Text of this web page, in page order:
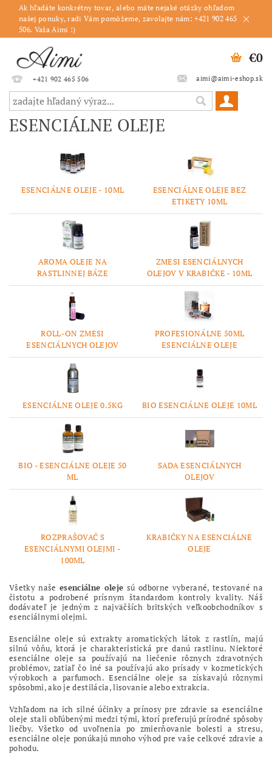
Ak hľadáte konkrétny tovar, alebo máte nejaké otázky ohľadom
našej ponuky, radi Vám pomôžeme, zavolajte nám: +421 902 465
506. Vaša Aimi :)
+421 902 465 506 aimi@aimi-eshop.sk
€0
ESENCIÁLNE OLEJE
ESENCIÁLNE OLEJE - 10ML
ESENCIÁLNE OLEJE BEZ
ETIKETY 10ML
AROMA OLEJE NA
RASTLINNEJ BÁZE
ZMESI ESENCIÁLNYCH
OLEJOV V KRABIČKE - 10ML
ROLL-ON ZMESI
ESENCIÁLNYCH OLEJOV
PROFESIONÁLNE 50ML
ESENCIÁLNE OLEJE
ESENCIÁLNE OLEJE 0.5KG BIO ESENCIÁLNE OLEJE 10ML
BIO - ESENCIÁLNE OLEJE 50
ML
SADA ESENCIÁLNYCH
OLEJOV
ROZPRAŠOVAČ S
ESENCIÁLNYMI OLEJMI -
100ML
KRABIČKY NA ESENCIÁLNE
OLEJE
Všetky naše esenciálne oleje sú odborne vyberané, testované na
čistotu a podrobené prísnym štandardom kontroly kvality. Náš
dodávateľ je jedným z najväčších britských veľkoobchodníkov s
esenciálnymi olejmi.
Esenciálne oleje sú extrakty aromatických látok z rastlín, majú
silnú vôňu, ktorá je charakteristická pre danú rastlinu. Niektoré
esenciálne oleje sa používajú na liečenie rôznych zdravotných
problémov, zatiaľ čo iné sa používajú ako prísady v kozmetických
výrobkoch a parfumoch. Esenciálne oleje sa získavajú rôznymi
spôsobmi, ako je destilácia, lisovanie alebo extrakcia.
Vzhľadom na ich silné účinky a prínosy pre zdravie sa esenciálne
oleje stali obľúbenými medzi tými, ktorí preferujú prírodné spôsoby
liečby. Všetko od uvoľnenia po zmierňovanie bolesti a stresu,
esenciálne oleje ponúkajú mnoho výhod pre vaše celkové zdravie a
pohodu.